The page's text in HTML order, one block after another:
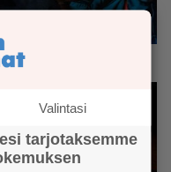
Valintasi
tarjotaksemme